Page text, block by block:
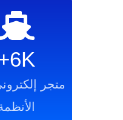
متجر إلكتروني على